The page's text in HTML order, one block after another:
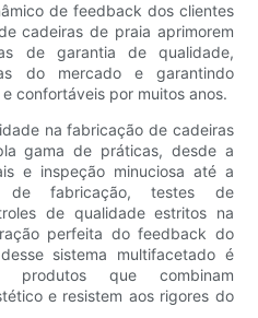
de feedback dos clientes
cadeiras de praia aprimorem
de garantia de qualidade,
do mercado e garantindo
confortáveis ​​por muitos anos.
na fabricação de cadeiras
gama de práticas, desde a
e inspeção minuciosa até a
de fabricação, testes de
de qualidade estritos na
perfeita do feedback do
sistema multifacetado é
produtos que combinam
e resistem aos rigores do